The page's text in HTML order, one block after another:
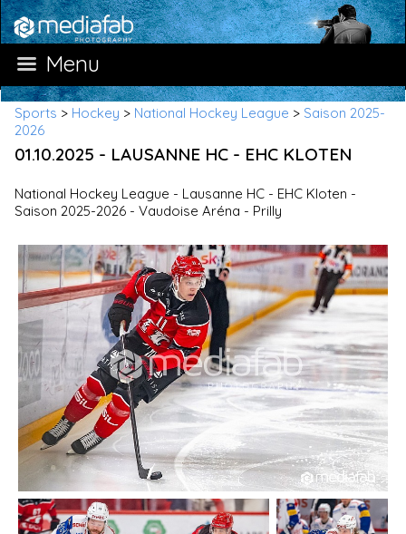
Menu
Sports > Hockey > National Hockey League > Saison 2025-
2026
01.10.2025 - LAUSANNE HC - EHC KLOTEN
National Hockey League - Lausanne HC - EHC Kloten -
Saison 2025-2026 - Vaudoise Aréna - Prilly